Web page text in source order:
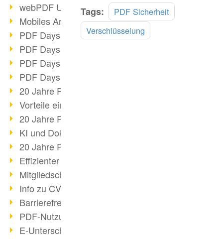
webPDF Update 8.0.0.2531
Mobiles Arbeiten mit PDF
PDF Days 2022 Themenblock 3
PDF Days 2022 Themenblock 2
PDF Days 2022 Themenblock 1
PDF Days Europe 2022
20 Jahre PDF/X (Teil 3)
Vorteile einer PDF-Businesslösung
20 Jahre PDF/X (Teil 2)
KI und Dokumenten-Management
20 Jahre PDF/X (Teil 1)
Effizienter Dokumenten Workflow
Mitgliedschaft PDF Association
Info zu CVE-2022-22965
Barrierefreiheit mehr als Inklusion
PDF-Nutzung durch Pandemie
E-Unterschriften für Verwaltung
Tags:
PDF Sicherheit
Verschlüsselung